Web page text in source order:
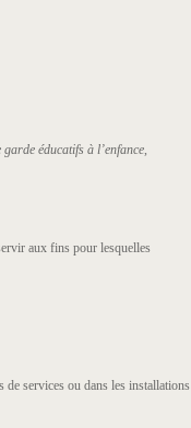
éducatifs à l’enfance,
aux fins pour lesquelles
de services ou dans les installations